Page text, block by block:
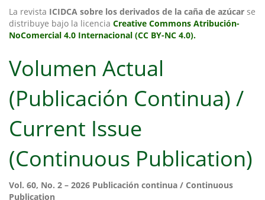
La revista ICIDCA sobre los derivados de la caña de azúcar se
distribuye bajo la licencia Creative Commons Atribución-
NoComercial 4.0 Internacional (CC BY-NC 4.0).
Volumen Actual
(Publicación Continua) /
Current Issue
(Continuous Publication)
Vol. 60, No. 2 – 2026 Publicación continua / Continuous
Publication